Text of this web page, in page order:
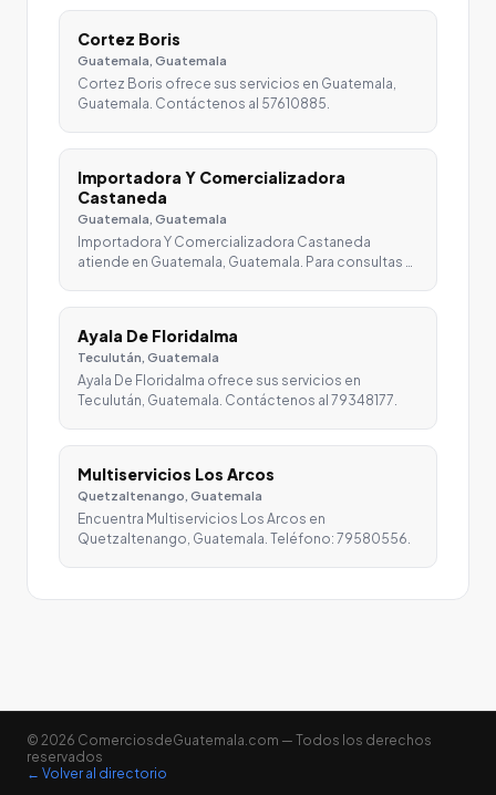
Cortez Boris
Guatemala, Guatemala
Cortez Boris ofrece sus servicios en Guatemala,
Guatemala. Contáctenos al 57610885.
Importadora Y Comercializadora
Castaneda
Guatemala, Guatemala
Importadora Y Comercializadora Castaneda
atiende en Guatemala, Guatemala. Para consultas …
Ayala De Floridalma
Teculután, Guatemala
Ayala De Floridalma ofrece sus servicios en
Teculután, Guatemala. Contáctenos al 79348177.
Multiservicios Los Arcos
Quetzaltenango, Guatemala
Encuentra Multiservicios Los Arcos en
Quetzaltenango, Guatemala. Teléfono: 79580556.
© 2026 ComerciosdeGuatemala.com — Todos los derechos
reservados
← Volver al directorio